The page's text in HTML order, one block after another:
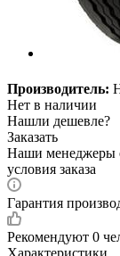
Производитель:
Нет в наличии
Нашли дешевле?
Заказать
Наши менеджеры
условия заказа
Гарантия
Рекомендуют 0
Характеристики